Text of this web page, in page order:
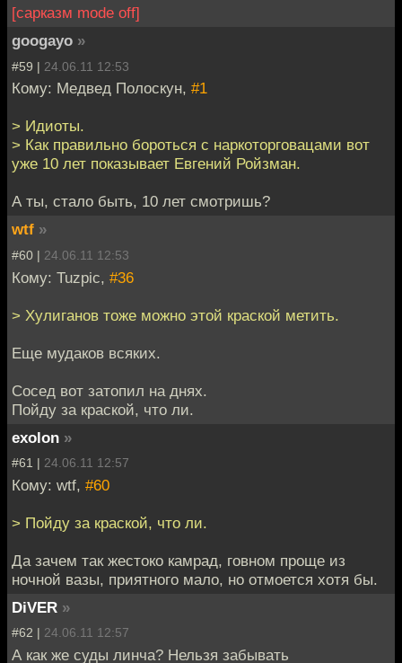
[сарказм mode off]
googayo »
#59 | 24.06.11 12:53
Кому: Медвед Полоскун, #1
> Идиоты.
> Как правильно бороться с наркоторговацами вот
уже 10 лет показывает Евгений Ройзман.
А ты, стало быть, 10 лет смотришь?
wtf »
#60 | 24.06.11 12:53
Кому: Tuzpic, #36
> Хулиганов тоже можно этой краской метить.
Еще мудаков всяких.
Сосед вот затопил на днях.
Пойду за краской, что ли.
exolon »
#61 | 24.06.11 12:57
Кому: wtf, #60
> Пойду за краской, что ли.
Да зачем так жестоко камрад, говном проще из
ночной вазы, приятного мало, но отмоется хотя бы.
DiVER »
#62 | 24.06.11 12:57
А как же суды линча? Нельзя забывать